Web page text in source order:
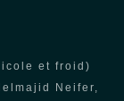
et froid)
Neifer,